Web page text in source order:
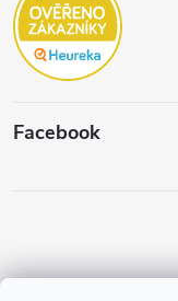
Facebook